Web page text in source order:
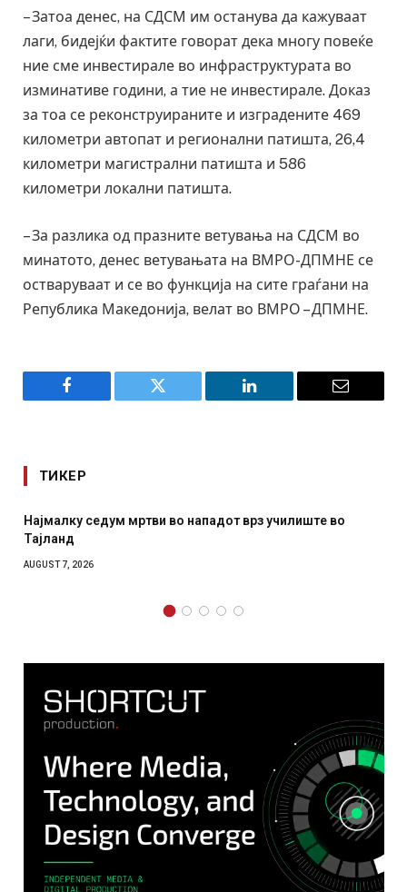
– Затоа денес, на СДСМ им останува да кажуваат
лаги, бидејќи фактите говорат дека многу повеќе
ние сме инвестирале во инфраструктурата во
изминативе години, а тие не инвестирале. Доказ
за тоа се реконструираните и изградените 469
километри автопат и регионални патишта, 26,4
километри магистрални патишта и 586
километри локални патишта.
– За разлика од празните ветувања на СДСМ во
минатото, денес ветувањата на ВМРО-ДПМНЕ се
остваруваат и се во функција на сите граѓани на
Република Македонија, велат во ВМРО – ДПМНЕ.
Facebook Twitter LinkedIn Email
ТИКЕР
врз училиште во
СОЗИС: Украинците повеќе им